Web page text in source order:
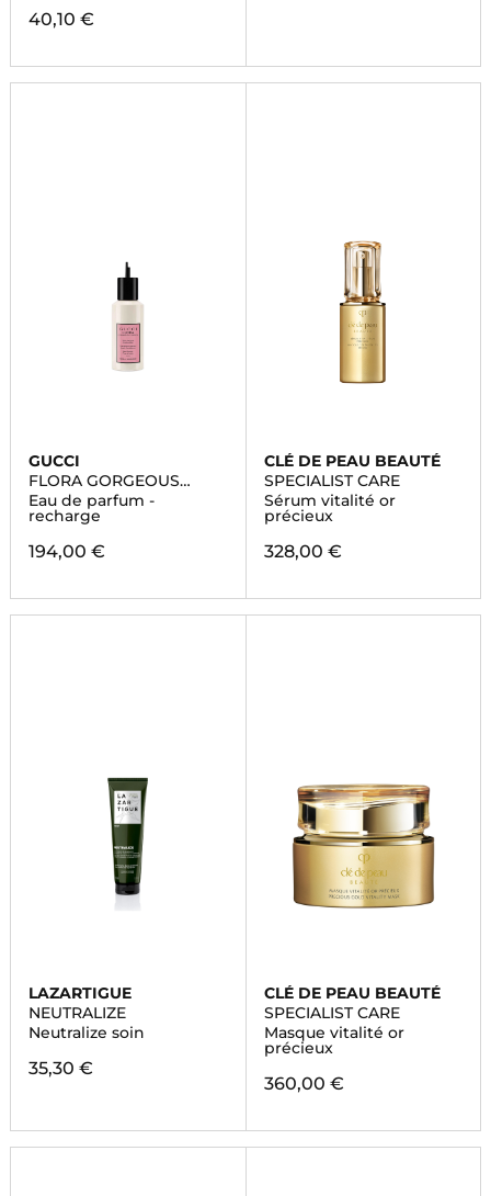
40,10 €
GUCCI
FLORA GORGEOUS
GARDENIA
Eau de parfum -
recharge
194,00 €
CLÉ DE PEAU BEAUTÉ
SPECIALIST CARE
Sérum vitalité or
précieux
328,00 €
LAZARTIGUE
NEUTRALIZE
Neutralize soin
35,30 €
CLÉ DE PEAU BEAUTÉ
SPECIALIST CARE
Masque vitalité or
précieux
360,00 €